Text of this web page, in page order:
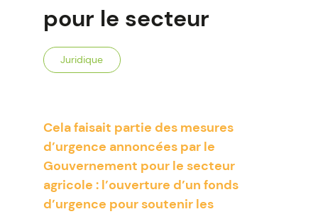
pour le secteur
Juridique
Cela faisait partie des mesures
d’urgence annoncées par le
Gouvernement pour le secteur
agricole : l’ouverture d’un fonds
d’urgence pour soutenir les